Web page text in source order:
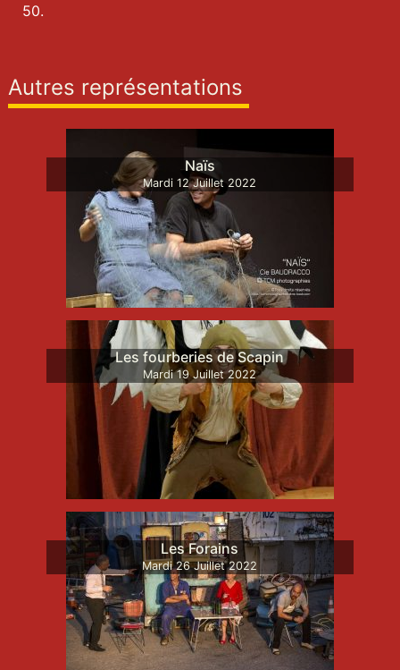
50.
Autres représentations
Naïs
Mardi 12 Juillet 2022
Les fourberies de Scapin
Mardi 19 Juillet 2022
Les Forains
Mardi 26 Juillet 2022